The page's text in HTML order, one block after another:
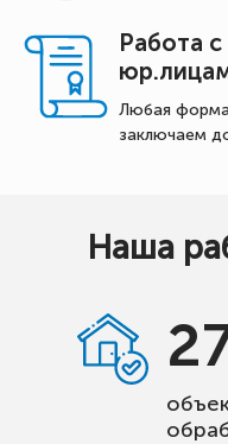
Работа
Любая форма
заключаем
Наша